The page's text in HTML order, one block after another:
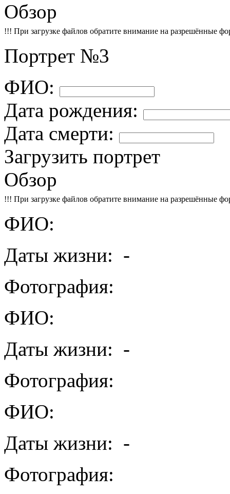
Обзор
!!! При загрузке файлов обратите внимание на разрешённые
Портрет №3
ФИО:
Дата рождения:
Дата смерти:
Загрузить портрет
Обзор
!!! При загрузке файлов обратите внимание на разрешённые
ФИО:
Даты жизни: -
Фотография:
ФИО:
Даты жизни: -
Фотография:
ФИО:
Даты жизни: -
Фотография: